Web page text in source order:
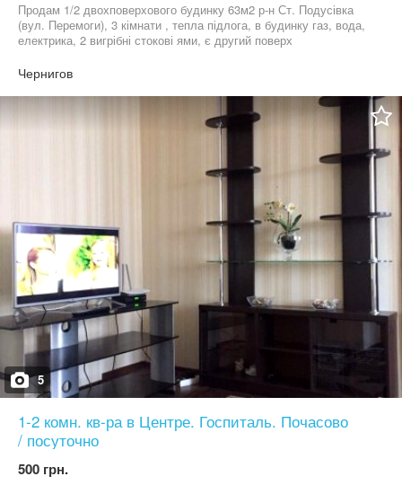
Продам 1/2 двохповерхового будинку 63м2 р-н Ст. Подусівка
(вул. Перемоги), 3 кімнати , тепла підлога, в будинку газ, вода,
електрика, 2 вигрібні стокові ями, є другий поверх
приватизованої землі, у дворі є господарські споруди, також є
душова та туалет з виведенням теплої води. В будинку
залишаються: кондиціонер, посудомийна машина, холодильник,
морозильна камера, пральна машина, духовка, бойлер,
двухконтурний котел. Також залишаються меблі. Ціна 70000 у.о.
Чернигов
5
1-2 комн. кв-ра в Центре. Госпиталь. Почасово
/ посуточно
500 грн.